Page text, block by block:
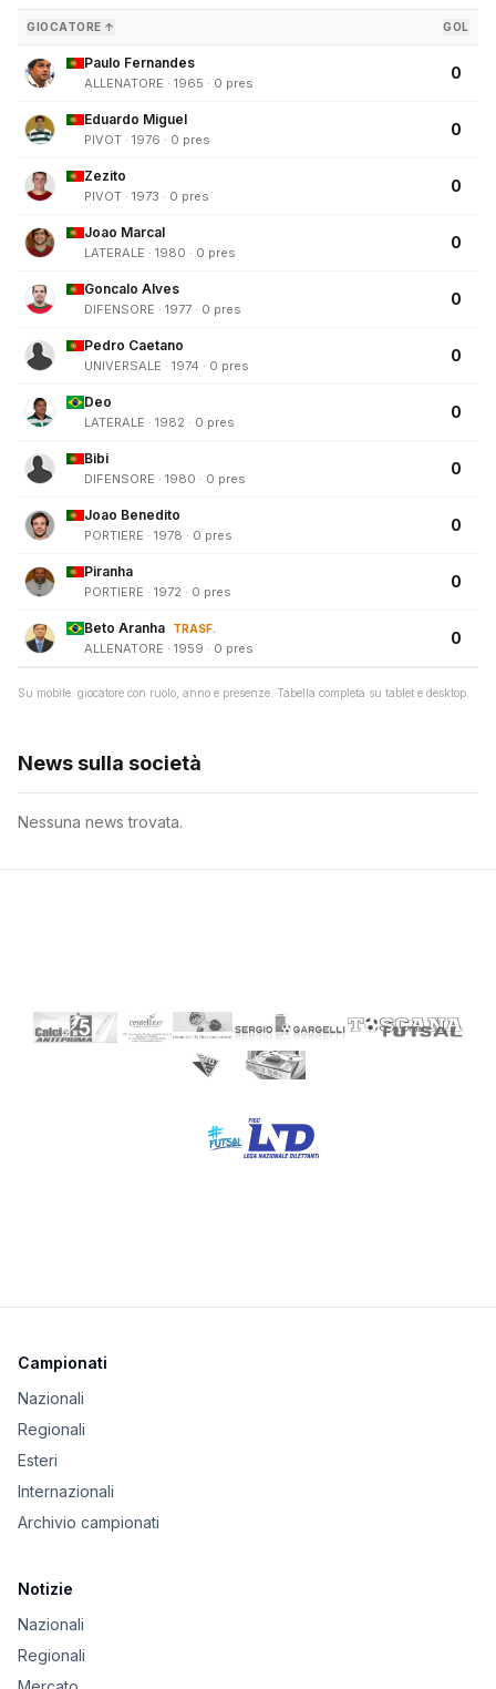
GIOCATORE ↑ GOL
Paulo Fernandes
ALLENATORE · 1965 · 0 pres
0
Eduardo Miguel
PIVOT · 1976 · 0 pres
0
Zezito
PIVOT · 1973 · 0 pres
0
Joao Marcal
LATERALE · 1980 · 0 pres
0
Goncalo Alves
DIFENSORE · 1977 · 0 pres
0
Pedro Caetano
UNIVERSALE · 1974 · 0 pres
0
Deo
LATERALE · 1982 · 0 pres
0
Bibi
DIFENSORE · 1980 · 0 pres
0
Joao Benedito
PORTIERE · 1978 · 0 pres
0
Piranha
PORTIERE · 1972 · 0 pres
0
Beto Aranha TRASF.
ALLENATORE · 1959 · 0 pres
0
Su mobile: giocatore con ruolo, anno e presenze. Tabella completa su tablet e desktop.
News sulla società
Nessuna news trovata.
Campionati
Nazionali
Regionali
Esteri
Internazionali
Archivio campionati
Notizie
Nazionali
Regionali